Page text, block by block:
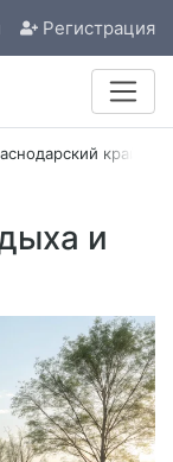
Регистрация
край
и